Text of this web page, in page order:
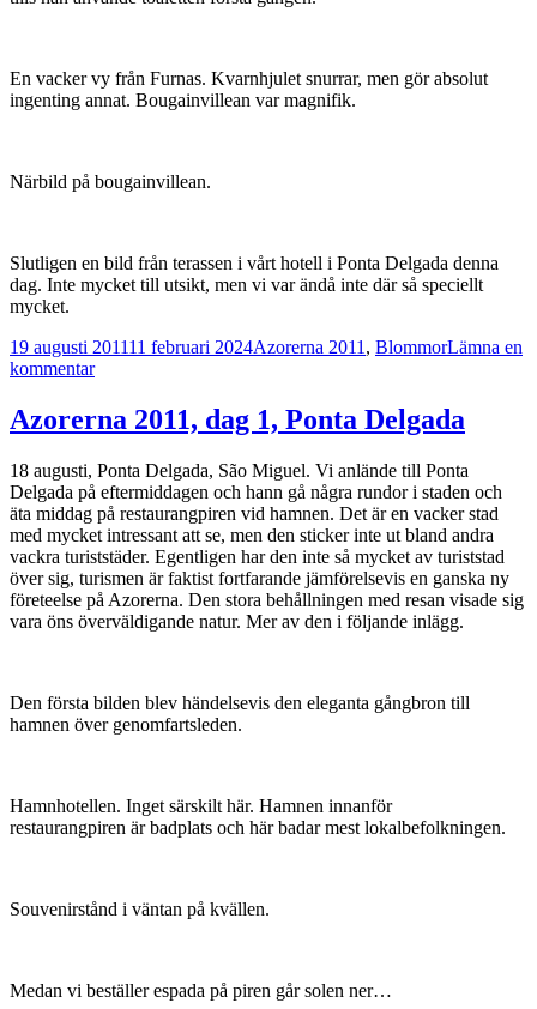
En vacker vy från Furnas. Kvarnhjulet snurrar, men gör absolut
ingenting annat. Bougainvillean var magnifik.
Närbild på bougainvillean.
Slutligen en bild från terassen i vårt hotell i Ponta Delgada denna
dag. Inte mycket till utsikt, men vi var ändå inte där så speciellt
mycket.
Postat
19 augusti 201111 februari 2024Kategorier
Azorerna 2011 , BlommorLämna en
kommentartill
dag
Furnas
Azorerna 2011, dag 1, Ponta Delgada
18 augusti, Ponta Delgada, São Miguel. Vi anlände till Ponta
Delgada på eftermiddagen och hann gå några rundor i staden och
äta middag på restaurangpiren vid hamnen. Det är en vacker stad
med mycket intressant att se, men den sticker inte ut bland andra
vackra turiststäder. Egentligen har den inte så mycket av turiststad
över sig, turismen är faktist fortfarande jämförelsevis en ganska ny
företeelse på Azorerna. Den stora behållningen med resan visade sig
vara öns överväldigande natur. Mer av den i följande inlägg.
Den första bilden blev händelsevis den eleganta gångbron till
hamnen över genomfartsleden.
Hamnhotellen. Inget särskilt här. Hamnen innanför
restaurangpiren är badplats och här badar mest lokalbefolkningen.
Souvenirstånd i väntan på kvällen.
Medan vi beställer espada på piren går solen ner…